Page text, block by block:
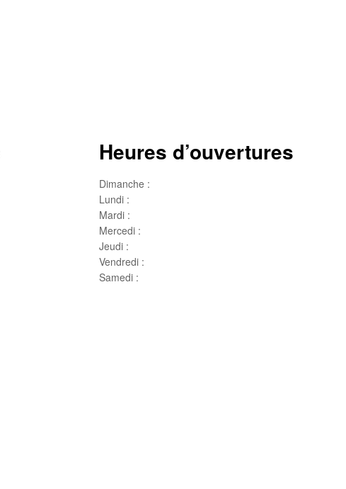
Heures d’ouvertures
Dimanche :
Lundi :
Mardi :
Mercedi :
Jeudi :
Vendredi :
Samedi :